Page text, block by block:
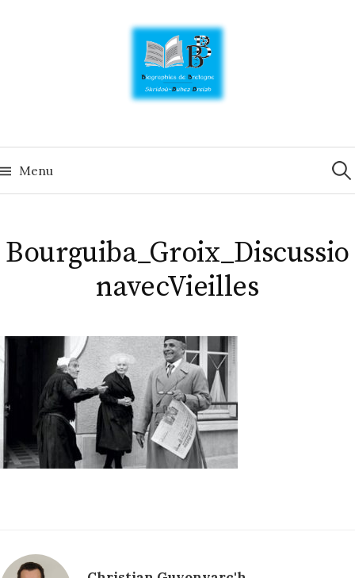
Menu
Bourguiba_Groix_Discussio
navecVieilles